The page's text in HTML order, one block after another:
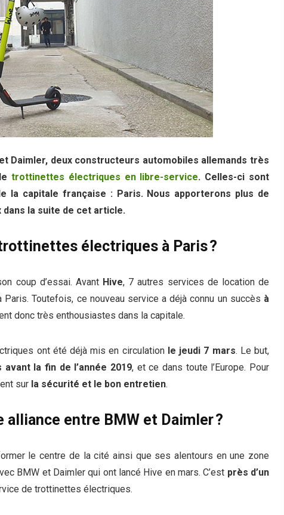
Daimler, deux constructeurs automobiles allemands très
trottinettes électriques en libre-service. Celles-ci sont
la capitale française : Paris. Nous apporterons plus de
la suite de cet article.
électriques à Paris ?
coup d’essai. Avant Hive, 7 autres services de location de
Toutefois, ce nouveau service a déjà connu un succès à
donc très enthousiastes dans la capitale.
ont été déjà mis en circulation le jeudi 7 mars. Le but,
la fin de l’année 2019, et ce dans toute l’Europe. Pour
sur la sécurité et le bon entretien.
entre BMW et Daimler ?
le centre de la cité ainsi que ses alentours en une zone
BMW et Daimler qui ont lancé Hive en mars. C’est près d’un
de trottinettes électriques.